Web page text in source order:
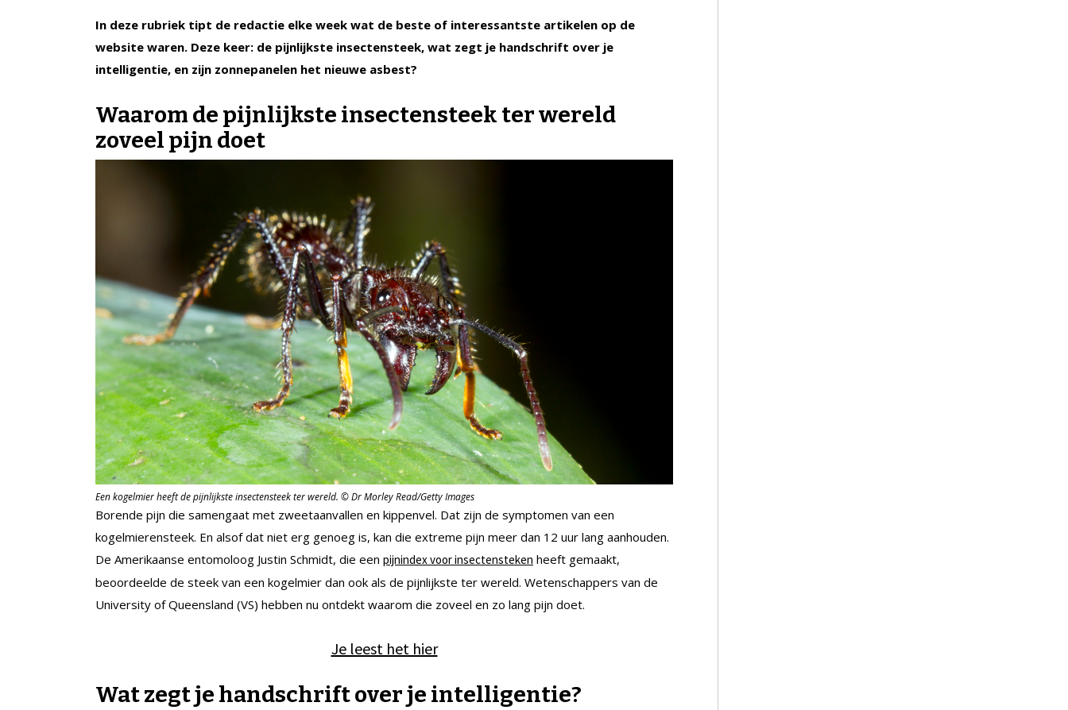
In deze rubriek tipt de redactie elke week wat de beste of interessantste artikelen op de
website waren. Deze keer: de pijnlijkste insectensteek, wat zegt je handschrift over je
intelligentie, en zijn zonnepanelen het nieuwe asbest?
Waarom de pijnlijkste insectensteek ter wereld
zoveel pijn doet
Een kogelmier heeft de pijnlijkste insectensteek ter wereld. © Dr Morley Read/Getty Images
Borende pijn die samengaat met zweetaanvallen en kippenvel. Dat zijn de symptomen van een
kogelmierensteek. En alsof dat niet erg genoeg is, kan die extreme pijn meer dan 12 uur lang aanhouden.
De Amerikaanse entomoloog Justin Schmidt, die een pijnindex voor insectensteken heeft gemaakt,
beoordeelde de steek van een kogelmier dan ook als de pijnlijkste ter wereld. Wetenschappers van de
University of Queensland (VS) hebben nu ontdekt waarom die zoveel en zo lang pijn doet.
Je leest het hier
Wat zegt je handschrift over je intelligentie?